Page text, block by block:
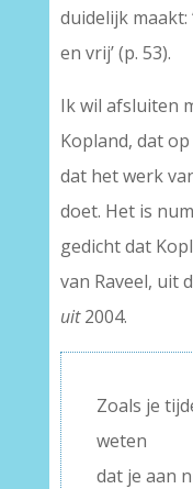
duidelijk maakt:
en vrij’ (p. 53).
Ik wil afsluiten
Kopland, dat
dat het werk
doet. Het is
gedicht dat
van Raveel, uit
uit2004.
Zoals je
weten
dat je aan